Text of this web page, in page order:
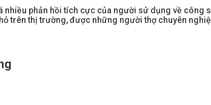
nhiều phản hồi tích cực của người sử dụng về công
trên thị trường, được những người thợ chuyên